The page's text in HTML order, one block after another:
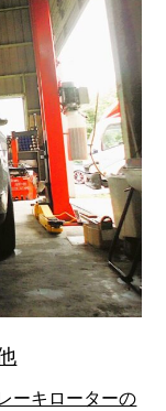
ーキローターの